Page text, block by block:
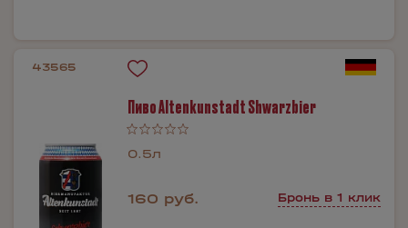
43565
Пиво Altenkunstadt Shwarzbier
0.5л
160 руб. Бронь в 1 клик